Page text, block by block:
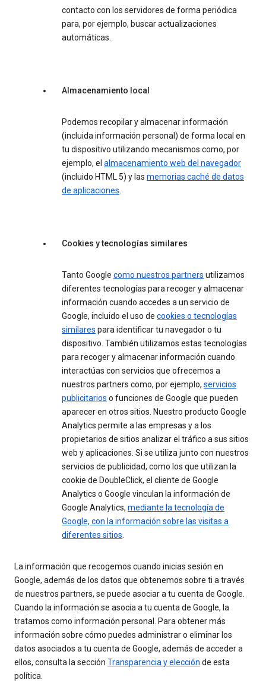
contacto con los servidores de forma periódica
para, por ejemplo, buscar actualizaciones
automáticas.
Almacenamiento local
Podemos recopilar y almacenar información
(incluida información personal) de forma local en
tu dispositivo utilizando mecanismos como, por
ejemplo, el almacenamiento web del navegador
(incluido HTML 5) y las memorias caché de datos
de aplicaciones.
Cookies y tecnologías similares
Tanto Google como nuestros partners utilizamos
diferentes tecnologías para recoger y almacenar
información cuando accedes a un servicio de
Google, incluido el uso de cookies o tecnologías
similares para identificar tu navegador o tu
dispositivo. También utilizamos estas tecnologías
para recoger y almacenar información cuando
interactúas con servicios que ofrecemos a
nuestros partners como, por ejemplo, servicios
publicitarios o funciones de Google que pueden
aparecer en otros sitios. Nuestro producto Google
Analytics permite a las empresas y a los
propietarios de sitios analizar el tráfico a sus sitios
web y aplicaciones. Si se utiliza junto con nuestros
servicios de publicidad, como los que utilizan la
cookie de DoubleClick, el cliente de Google
Analytics o Google vinculan la información de
Google Analytics, mediante la tecnología de
Google, con la información sobre las visitas a
diferentes sitios.
La información que recogemos cuando inicias sesión en
Google, además de los datos que obtenemos sobre ti a través
de nuestros partners, se puede asociar a tu cuenta de Google.
Cuando la información se asocia a tu cuenta de Google, la
tratamos como información personal. Para obtener más
información sobre cómo puedes administrar o eliminar los
datos asociados a tu cuenta de Google, además de acceder a
ellos, consulta la sección Transparencia y elección de esta
política.